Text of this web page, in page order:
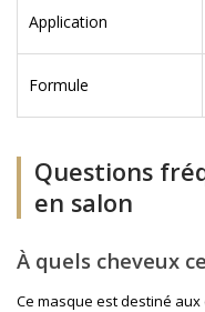
Application
Formule
Questions
en salon
À quels cheveux
Ce masque est destiné